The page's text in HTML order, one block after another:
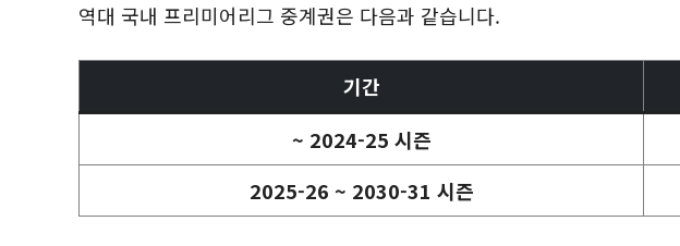
역대 국내 프리미어리그 중계권은 다음과 같습니다.
기간
~ 2024-25 시즌
2025-26 ~ 2030-31 시즌